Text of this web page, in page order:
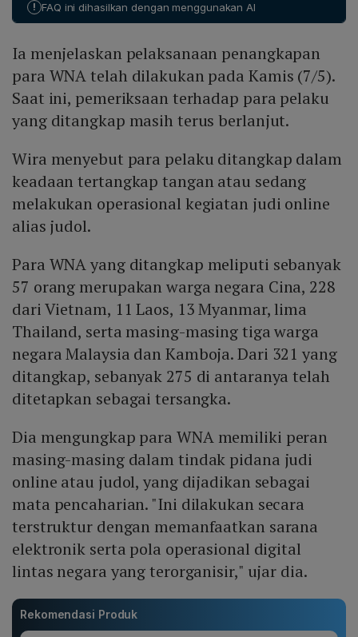
petinggi bisnis judol serta sponsor yang menjemput
! FAQ ini dihasilkan dengan menggunakan AI
Ia menjelaskan pelaksanaan penangkapan
para WNA telah dilakukan pada Kamis (7/5).
Saat ini, pemeriksaan terhadap para pelaku
yang ditangkap masih terus berlanjut.
Wira menyebut para pelaku ditangkap dalam
keadaan tertangkap tangan atau sedang
melakukan operasional kegiatan judi online
alias judol.
Para WNA yang ditangkap meliputi sebanyak
57 orang merupakan warga negara Cina, 228
dari Vietnam, 11 Laos, 13 Myanmar, lima
Thailand, serta masing-masing tiga warga
negara Malaysia dan Kamboja. Dari 321 yang
ditangkap, sebanyak 275 di antaranya telah
ditetapkan sebagai tersangka.
Dia mengungkap para WNA memiliki peran
masing-masing dalam tindak pidana judi
online atau judol, yang dijadikan sebagai
mata pencaharian. "Ini dilakukan secara
terstruktur dengan memanfaatkan sarana
elektronik serta pola operasional digital
lintas negara yang terorganisir," ujar dia.
Rekomendasi Produk